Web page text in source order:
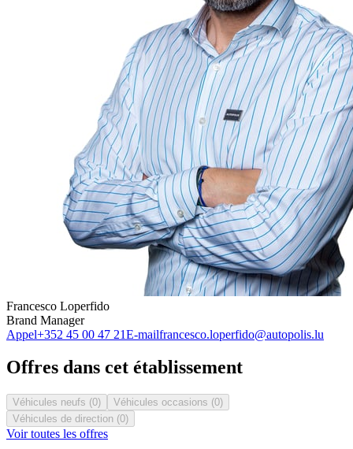
Francesco Loperfido
Brand Manager
Appel+352 45 00 47 21E-mailfrancesco.loperfido@autopolis.lu
Offres dans cet établissement
Véhicules neufs (0)
Véhicules occasions (0)
Véhicules de direction (0)
Voir toutes les offres